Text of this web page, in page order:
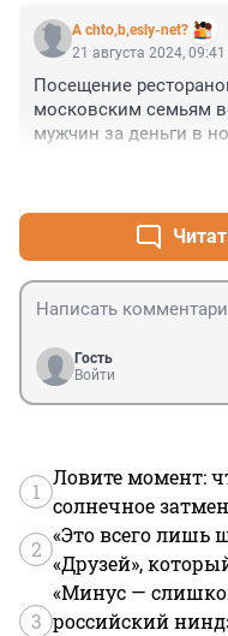
A chto,b,esly-net?
21 августа 2024, 09:41
Посещение
московским семьям
мужчин за деньги в
Гость
Войти
1
Ловите момент:
солнечное
2
«Это всего лишь
«Друзей»,
3
«Минус —
российский